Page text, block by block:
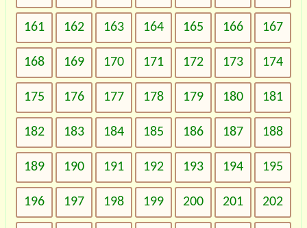
161 162 163 164 165 166 167
168 169 170 171 172 173 174
175 176 177 178 179 180 181
182 183 184 185 186 187 188
189 190 191 192 193 194 195
196 197 198 199 200 201 202